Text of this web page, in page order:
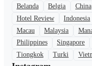
Belanda Belgia China
Hotel Review
Indonesia
Macau
Malaysia
Philippines
Singapore
Tiongkok
Turki